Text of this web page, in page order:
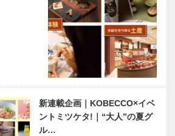
新連載企画｜KOBECCO×イベ
ントミツケタ!｜“大人”の夏グ
ル…